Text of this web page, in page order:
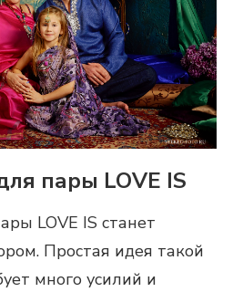
пары LOVE IS
LOVE IS станет
Простая идея такой
много усилий и